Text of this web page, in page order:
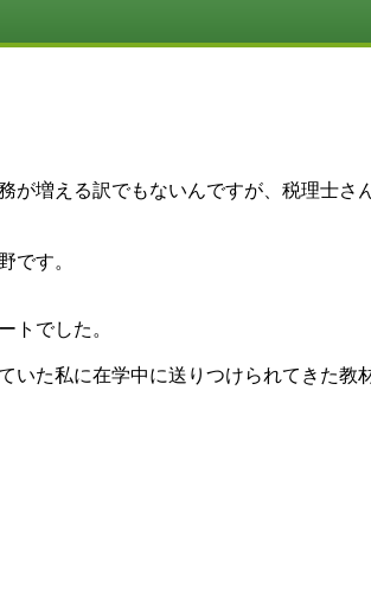
が増える訳でもないんですが、税理士
です。
トでした。
いた私に在学中に送りつけられてきた